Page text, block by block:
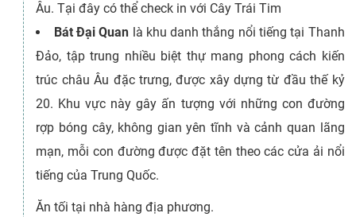
Âu. Tại đây có thể check in với Cây Trái Tim
Bát Đại Quan là khu danh thắng nổi tiếng tại Thanh
Đảo, tập trung nhiều biệt thự mang phong cách kiến
trúc châu Âu đặc trưng, được xây dựng từ đầu thế kỷ
20. Khu vực này gây ấn tượng với những con đường
rợp bóng cây, không gian yên tĩnh và cảnh quan lãng
mạn, mỗi con đường được đặt tên theo các cửa ải nổi
tiếng của Trung Quốc.
Ăn tối tại nhà hàng địa phương.